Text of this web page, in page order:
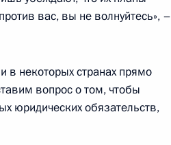
вас, вы не волнуйтесь», –
в некоторых странах прямо
вопрос о том, чтобы
юридических обязательств,